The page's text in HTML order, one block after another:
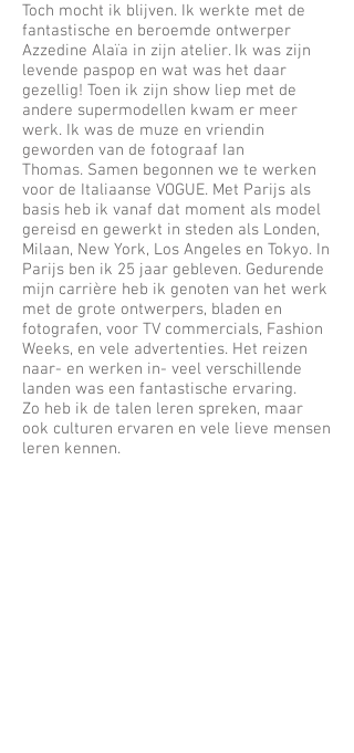
Toch mocht ik blijven. Ik werkte met de
fantastische en beroemde ontwerper
Azzedine Alaïa in zijn atelier. Ik was zijn
levende paspop en wat was het daar
gezellig! Toen ik zijn show liep met de
andere supermodellen kwam er meer
werk. Ik was de muze en vriendin
geworden van de fotograaf Ian
Thomas. Samen begonnen we te werken
voor de Italiaanse VOGUE. Met Parijs als
basis heb ik vanaf dat moment als model
gereisd en gewerkt in steden als Londen,
Milaan, New York, Los Angeles en Tokyo. In
Parijs ben ik 25 jaar gebleven. Gedurende
mijn carrière heb ik genoten van het werk
met de grote ontwerpers, bladen en
fotografen, voor TV commercials, Fashion
Weeks, en vele advertenties. Het reizen
naar- en werken in- veel verschillende
landen was een fantastische ervaring.
Zo heb ik de talen leren spreken, maar
ook culturen ervaren en vele lieve mensen
leren kennen.